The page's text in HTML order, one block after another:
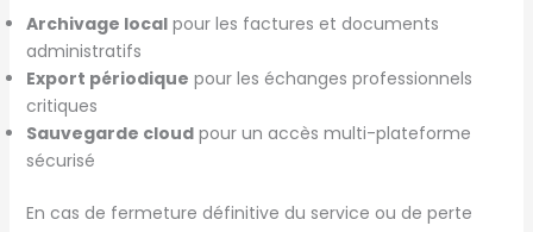
Archivage localpour les factures et documents
administratifs
Export périodique pour les échanges professionnels
critiques
Sauvegarde cloudpour un accès multi-plateforme
sécurisé
En cas de fermeture définitive du service ou de perte